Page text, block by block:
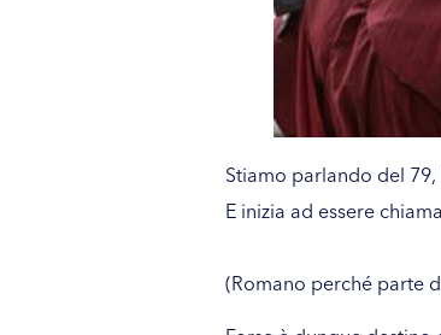
Stiamo parlando del
E inizia ad essere
(Romano perché parte